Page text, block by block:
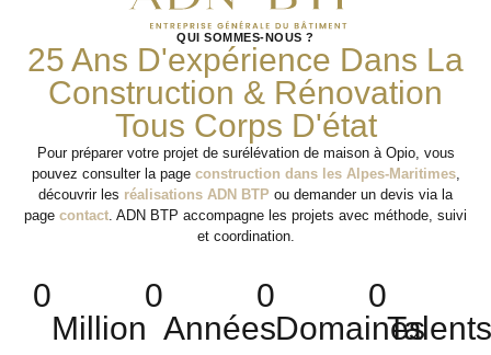
QUI SOMMES-NOUS ?
25 Ans D'expérience Dans La
Construction & Rénovation
Tous Corps D'état
Pour préparer votre projet de surélévation de maison à Opio, vous
pouvez consulter la page construction dans les Alpes-Maritimes,
découvrir les réalisations ADN BTP ou demander un devis via la
page contact . ADN BTP accompagne les projets avec méthode, suivi
et coordination.
0
Million
0
Années
0
Domaines
0
Talents